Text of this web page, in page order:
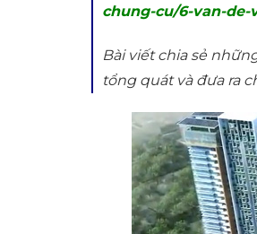
chung-cu/6-van-de-
Bài viết chia sẻ
tổng quát và đưa ra